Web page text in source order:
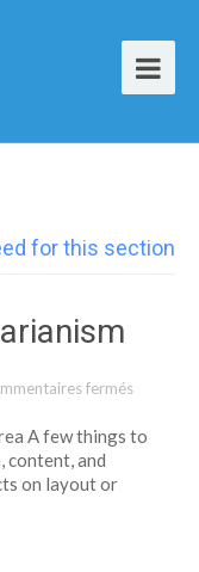
for this section
fermés
A few things to
content, and
on layout or